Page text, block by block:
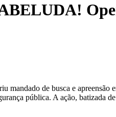
mandado de busca e
pública. A ação,